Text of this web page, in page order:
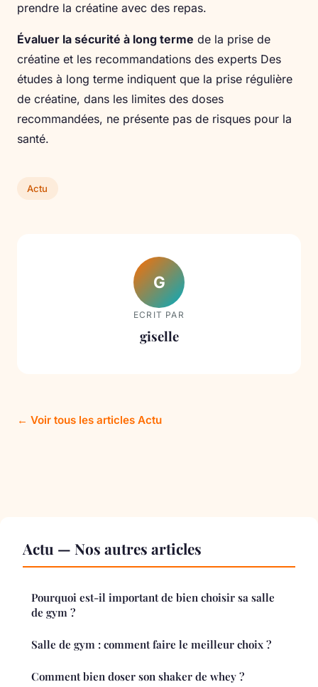
prendre la créatine avec des repas.
Évaluer la sécurité à long terme de la prise de
créatine et les recommandations des experts Des
études à long terme indiquent que la prise régulière
de créatine, dans les limites des doses
recommandées, ne présente pas de risques pour la
santé.
Actu
G
ECRIT PAR
giselle
← Voir tous les articles Actu
Actu — Nos autres articles
Pourquoi est-il important de bien choisir sa salle
de gym ?
Salle de gym : comment faire le meilleur choix ?
Comment bien doser son shaker de whey ?